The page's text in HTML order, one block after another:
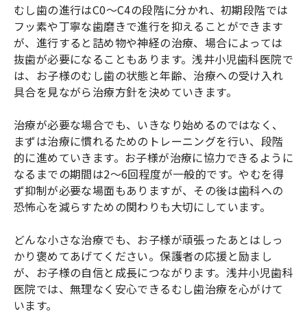
むし歯の進行はC0〜C4の段階に分かれ、初期段階では
フッ素や丁寧な歯磨きで進行を抑えることができます
が、進行すると詰め物や神経の治療、場合によっては
抜歯が必要になることもあります。浅井小児歯科医院で
は、お子様のむし歯の状態と年齢、治療への受け入れ
具合を見ながら治療方針を決めていきます。
治療が必要な場合でも、いきなり始めるのではなく、
まずは治療に慣れるためのトレーニングを行い、段階
的に進めていきます。お子様が治療に協力できるように
なるまでの期間は2～6回程度が一般的です。やむを得
ず抑制が必要な場面もありますが、その後は歯科への
恐怖心を減らすための関わりも大切にしています。
どんな小さな治療でも、お子様が頑張ったあとはしっ
かり褒めてあげてください。保護者の応援と励まし
が、お子様の自信と成長につながります。浅井小児歯科
医院では、無理なく安心できるむし歯治療を心がけて
います。